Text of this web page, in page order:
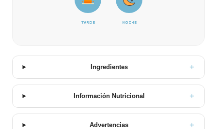
TARDE NOCHE
Ingredientes
Información Nutricional
Advertencias